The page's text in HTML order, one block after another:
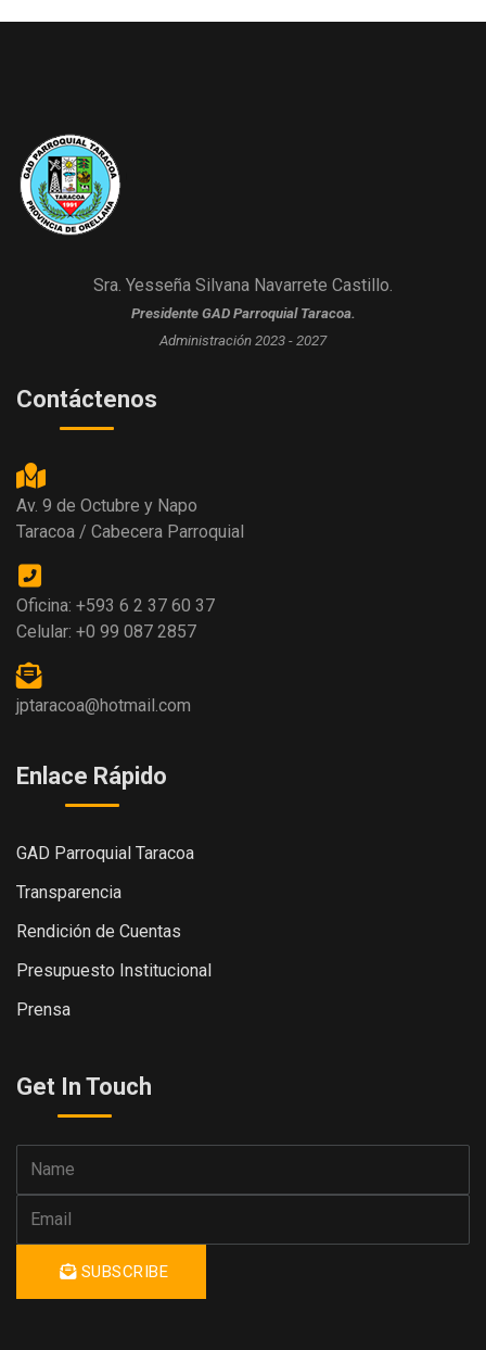
Sra. Yesseña Silvana Navarrete Castillo.
Presidente GAD Parroquial Taracoa.
Administración 2023 - 2027
Contáctenos
Av. 9 de Octubre y Napo
Taracoa / Cabecera Parroquial
Oficina: +593 6 2 37 60 37
Celular: +0 99 087 2857
jptaracoa@hotmail.com
Enlace Rápido
GAD Parroquial Taracoa
Transparencia
Rendición de Cuentas
Presupuesto Institucional
Prensa
Get In Touch
SUBSCRIBE